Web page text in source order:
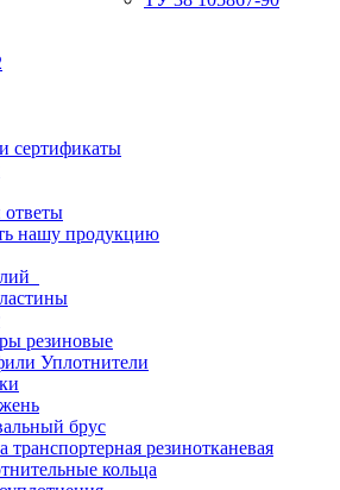
сертификаты
нашу продукцию
резиновые
Уплотнители
брус
транспортерная резинотканевая
кольца